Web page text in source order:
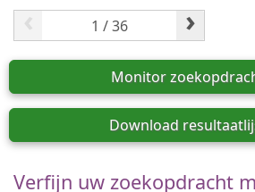
‹ ›
Monitor
Download
Verfijn uw zoekopdracht